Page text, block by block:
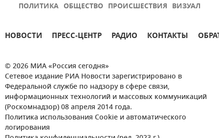
ПОЛИТИКА ОБЩЕСТВО ПРОИСШЕСТВИЯ ВИЗУАЛ
НОВОСТИ ПРЕСС-ЦЕНТР РАДИО КОНТАКТЫ
© 2026 МИА «Россия сегодня»
Сетевое издание РИА Новости зарегистрировано в
Федеральной службе по надзору в сфере связи,
информационных технологий и массовых коммуникаций
(Роскомнадзор) 08 апреля 2014 года.
Политика использования Cookie и автоматического
логирования